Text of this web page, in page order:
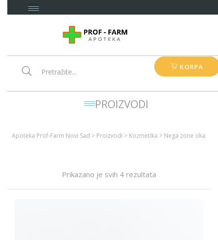
KORPA
PROIZVODI
Apoteka Prof-Farm Novi Sad > Proizvodi > Kozmetika > Nega zone oka
Prikazano je svih 4 rezultata